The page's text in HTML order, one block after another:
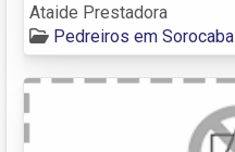
Ataide Prestadora
Pedreiros em Sorocaba